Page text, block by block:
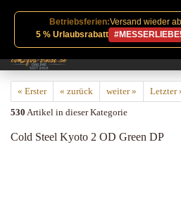
Betriebsferien:Versand wieder ab
5 % Urlaubsrabatt
« Erster « zurück weiter »
Letzter
530 Artikel in dieser Kategorie
Cold Steel Kyoto 2 OD Green DP